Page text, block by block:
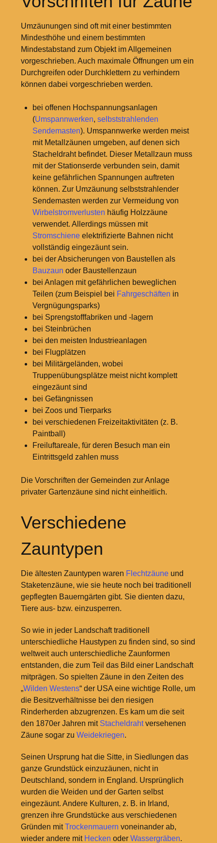
Umzäunungen sind oft mit einer bestimmten
Mindesthöhe und einem bestimmten
Mindestabstand zum Objekt im Allgemeinen
vorgeschrieben. Auch maximale Öffnungen um ein
Durchgreifen oder Durchklettern zu verhindern
können dabei vorgeschrieben werden.
bei offenen Hochspannungsanlagen
(Umspannwerken, selbststrahlenden
Sendemasten). Umspannwerke werden meist
mit Metallzäunen umgeben, auf denen sich
Stacheldraht befindet. Dieser Metallzaun muss
mit der Stationserde verbunden sein, damit
keine gefährlichen Spannungen auftreten
können. Zur Umzäunung selbststrahlender
Sendemasten werden zur Vermeidung von
Wirbelstromverlusten häufig Holzzäune
verwendet. Allerdings müssen mit
Stromschieneelektrifizierte Bahnen nicht
vollständig eingezäunt sein.
bei der Absicherungen von Baustellen als
Bauzaun oder Baustellenzaun
bei Anlagen mit gefährlichen beweglichen
Teilen (zum Beispiel bei Fahrgeschäften in
Vergnügungsparks)
bei Sprengstofffabriken und -lagern
bei Steinbrüchen
bei den meisten Industrieanlagen
bei Flugplätzen
bei Militärgeländen, wobei
Truppenübungsplätze meist nicht komplett
eingezäunt sind
bei Gefängnissen
bei Zoos und Tierparks
bei verschiedenen Freizeitaktivitäten (z. B.
Paintball)
Freiluftareale, für deren Besuch man ein
Eintrittsgeld zahlen muss
Die Vorschriften der Gemeinden zur Anlage
privater Gartenzäune sind nicht einheitlich.
Verschiedene
Zauntypen
Die ältesten Zauntypen waren Flechtzäuneund
Staketenzäune, wie sie heute noch bei traditionell
gepflegten Bauerngärten gibt. Sie dienten dazu,
Tiere aus- bzw. einzusperren.
So wie in jeder Landschaft traditionell
unterschiedliche Haustypen zu finden sind, so sind
weltweit auch unterschiedliche Zaunformen
entstanden, die zum Teil das Bild einer Landschaft
mitprägen. So spielten Zäune in den Zeiten des
„Wilden Westens“ der USA eine wichtige Rolle, um
die Besitzverhältnisse bei den riesigen
Rinderherden abzugrenzen. Es kam um die seit
den 1870er Jahren mit Stacheldrahtversehenen
Zäune sogar zu Weidekriegen.
Seinen Ursprung hat die Sitte, in Siedlungen das
ganze Grundstück einzuzäunen, nicht in
Deutschland, sondern in England. Ursprünglich
wurden die Weiden und der Garten selbst
eingezäunt. Andere Kulturen, z. B. in Irland,
grenzen ihre Grundstücke aus verschiedenen
Gründen mitTrockenmauern voneinander ab,
wieder andere mit Hecken oder Wassergräben.